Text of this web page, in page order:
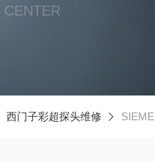
CENTER
西门子彩超探头维修